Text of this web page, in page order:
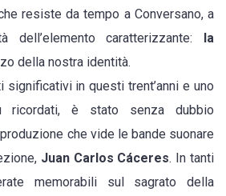
nato
nel
“secolo
scorso”
(1995)
e
in
ottima
resiste da tempo a Conversano, a
dell’elemento caratterizzante: la
della nostra identità.
in questi trent’anni e uno
è stato senza dubbio
che vide le bande suonare
Juan Carlos Cáceres. In tanti
memorabili sul sagrato della